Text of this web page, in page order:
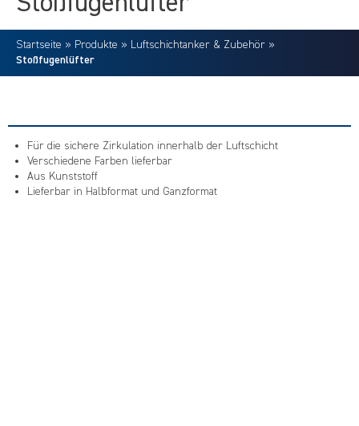
Startseite » Produkte » Luftschichtanker & Zubehör »
Stoßfugenlüfter
Für die sichere Zirkulation innerhalb der Luftschicht
Verschiedene Farben lieferbar
Aus Kunststoff
Lieferbar in Halbformat und Ganzformat